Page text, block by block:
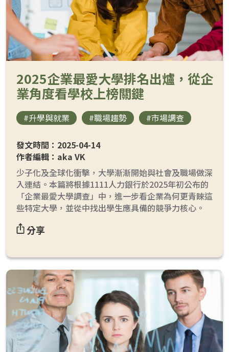
2025企業最愛大學排名出爐，從企
業角度看學校上榜關鍵
#升學與就業 #職場趨勢 #市場調查
發文時間：2025-04-14
作者編輯：aka VK
少子化及全球化衝擊，大學漸漸開始與社會及職場做深
入連結。本篇將根據1111人力銀行於2025年初公布的
「企業最愛大學調查」中，進一步看企業為何更青睞這
些特定大學，並從中找出學生應具備的競爭力核心。
分享